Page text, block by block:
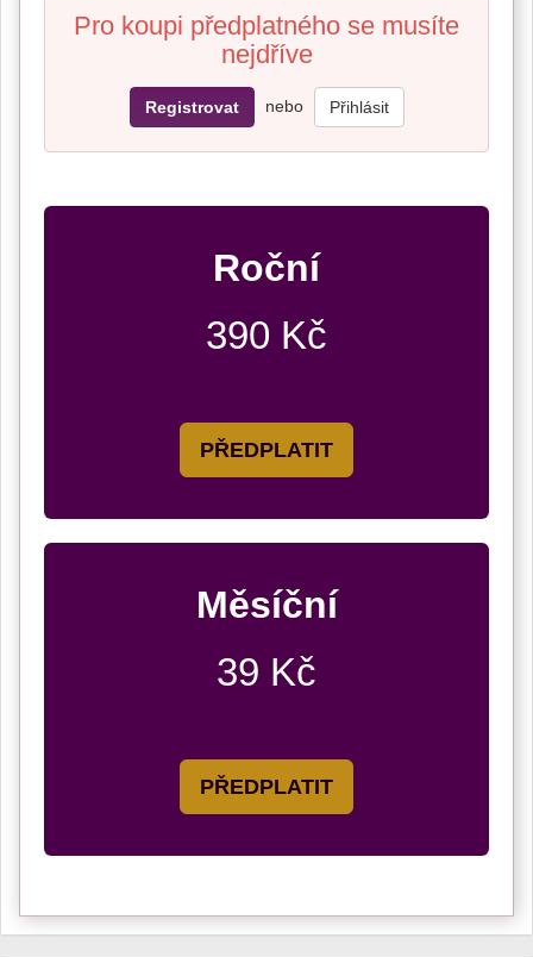
Pro koupi předplatného se musíte
nejdříve
Registrovat nebo Přihlásit
Roční
390 Kč
PŘEDPLATIT
Měsíční
39 Kč
PŘEDPLATIT